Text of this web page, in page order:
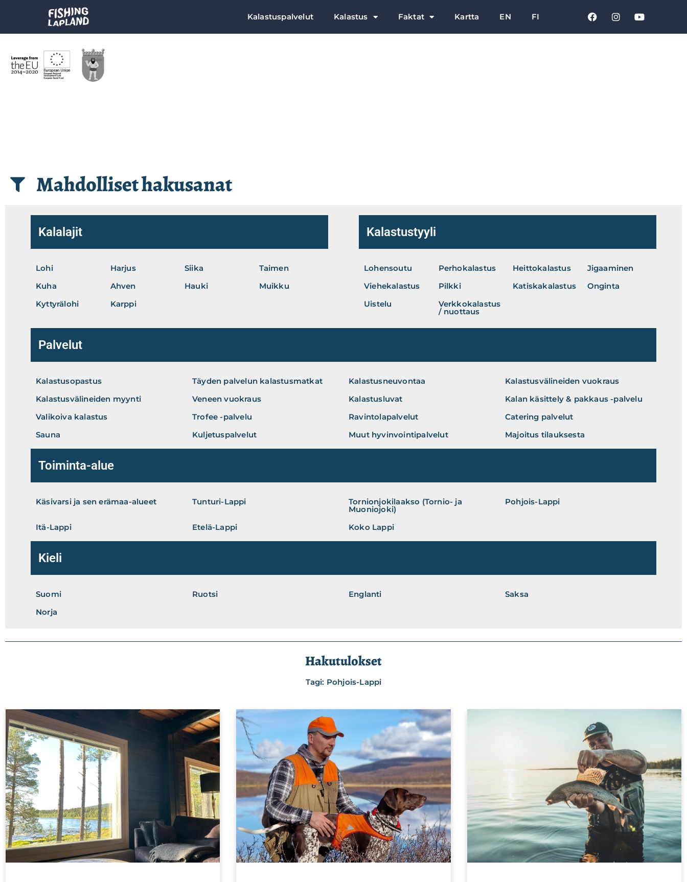
Kalastuspalvelut Kalastus Faktat Kartta EN FI
Mahdolliset hakusanat
Kalalajit
Lohi Harjus Siika
Taimen
Kuha
Ahven Hauki
Muikku
Kyttyrälohi
Karppi
Kalastustyyli
Lohensoutu Perhokalastus Heittokalastus
Jigaaminen
Viehekalastus
Pilkki Katiskakalastus
Onginta
Uistelu
Verkkokalastus
/ nuottaus
Palvelut
Kalastusopastus Täyden palvelun kalastusmatkat Kalastusneuvontaa
Kalastusvälineiden vuokraus
Kalastusvälineiden myynti
Veneen vuokraus Kalastusluvat
Kalan käsittely & pakkaus -palvelu
Valikoiva kalastus
Trofee -palvelu Ravintolapalvelut
Catering palvelut
Sauna
Kuljetuspalvelut Muut hyvinvointipalvelut Majoitus tilauksesta
Toiminta-alue
Käsivarsi ja sen erämaa-alueet Tunturi-Lappi Tornionjokilaakso (Tornio- ja
Muoniojoki)
Pohjois-Lappi
Itä-Lappi Etelä-Lappi Koko Lappi
Kieli
Suomi Ruotsi Englanti
Saksa
Norja
Hakutulokset
Tagi: Pohjois-Lappi